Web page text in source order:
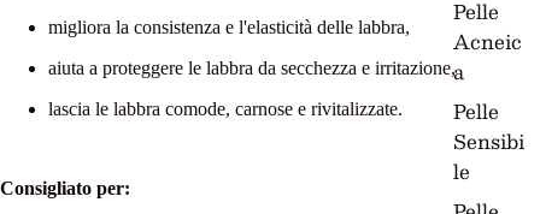
Pelle
Acneic
a
Pelle
Sensibi
le
migliora la consistenza e l'elasticità delle labbra,
aiuta a proteggere le labbra da secchezza e irritazione,
lascia le labbra comode, carnose e rivitalizzate.
Consigliato per: